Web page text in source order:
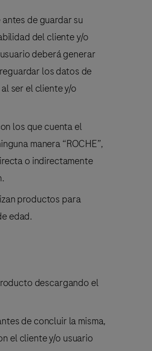
de guardar su
del cliente y/o
deberá generar
los datos de
ser el cliente y/o
los que cuenta el
manera “ROCHE”,
o indirectamente
productos para
edad.
descargando el
de concluir la misma,
el cliente y/o usuario